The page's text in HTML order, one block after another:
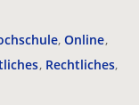
Online
Rechtliches